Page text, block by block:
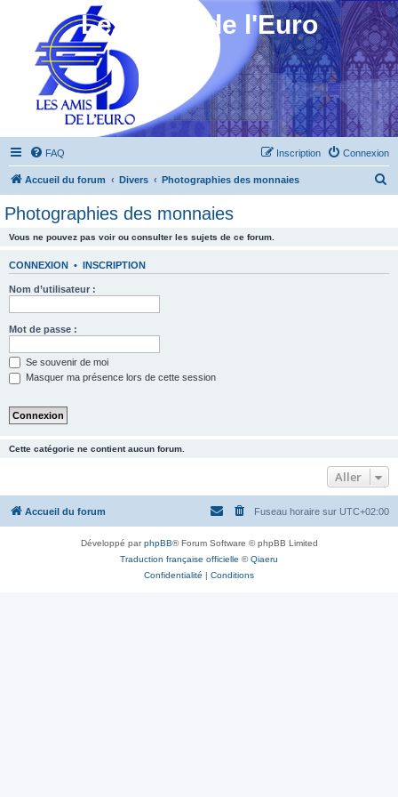
Les Amis de l'Euro
FAQ Connexion
Inscription
Accueil du forum Divers Photographies des monnaies
Photographies des monnaies
Vous ne pouvez pas voir ou consulter les sujets de ce forum.
CONNEXION • INSCRIPTION
Nom d’utilisateur :
Mot de passe :
Se souvenir de moi
Masquer ma présence lors de cette session
Cette catégorie ne contient aucun forum.
Aller
Accueil du forum Fuseau horaire sur UTC+02:00
Développé parphpBB® Forum Software © phpBB Limited
Traduction française officielle ©Qiaeru
Confidentialité | Conditions